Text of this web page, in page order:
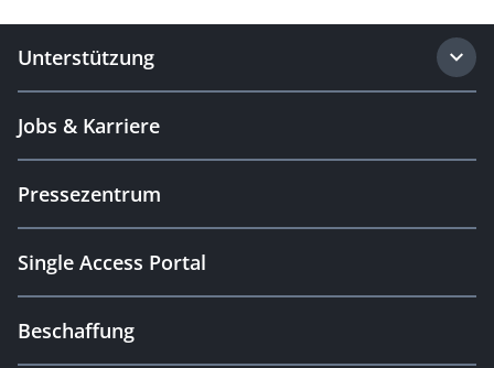
Unterstützung
Jobs & Karriere
Pressezentrum
Single Access Portal
Beschaffung